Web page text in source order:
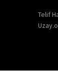
Telif